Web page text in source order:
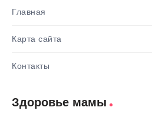
Главная
Карта сайта
Контакты
Здоровье мамы